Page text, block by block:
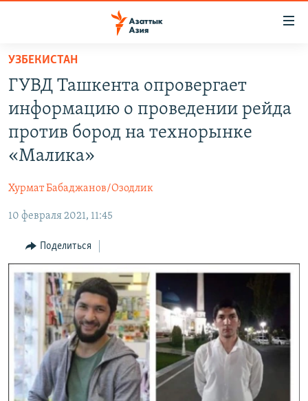
Вернуться
основному
содержанию
Вернутся
главной
Вернутся
КАЗАХСТАН
КЫРГЫЗСТАН
УЗБЕКИСТАН
НОВОСТИ
ВОЙНА В УКРАИНЕ
НА ДРУГИХ ЯЗЫКАХ
ЎЗБЕКЧА
ТОҶИКӢ
TÜRKMENÇE
ПОДПИШИТЕСЬ НА НАС В СОЦСЕТЯХ
Все сайты РСЕ/РС
УЗБЕКИСТАН
ГУВД Ташкента опровергает
информацию о проведении рейда
против бород на технорынке
«Малика»
Хурмат Бабаджанов/Озодлик
10 февраля 2021, 11:45
Поделиться